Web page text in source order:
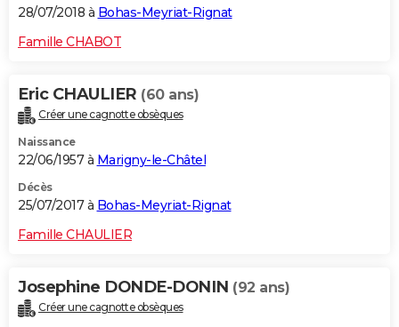
28/07/2018 à Bohas-Meyriat-Rignat
Famille CHABOT
Eric CHAULIER (60 ans)
Créer une cagnotte obsèques
Naissance
22/06/1957 à Marigny-le-Châtel
Décès
25/07/2017 à Bohas-Meyriat-Rignat
Famille CHAULIER
Josephine DONDE-DONIN (92 ans)
Créer une cagnotte obsèques